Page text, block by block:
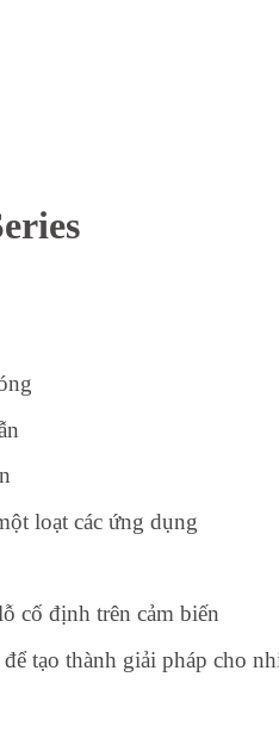
loạt các ứng dụng
cố định trên cảm biến
tạo thành giải pháp cho